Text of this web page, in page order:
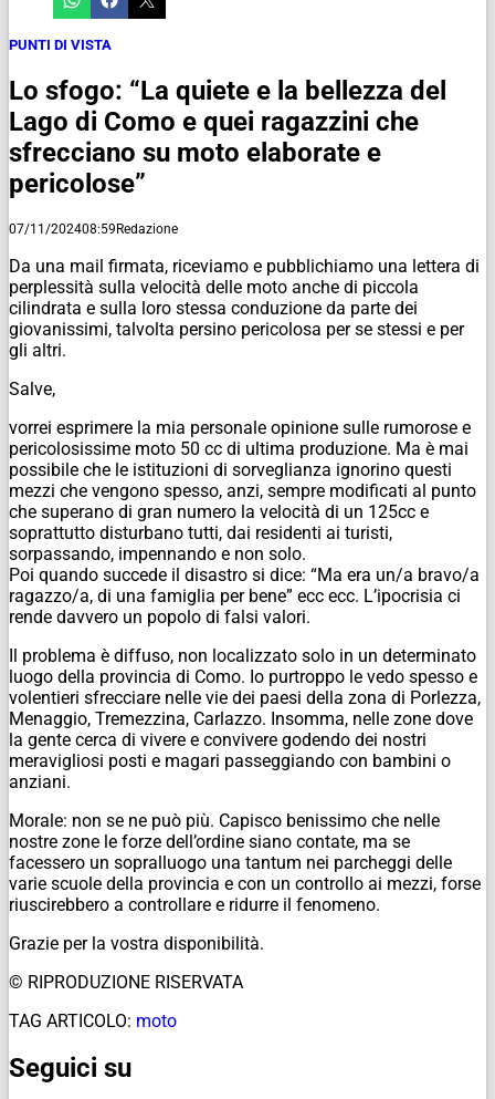
PUNTI DI VISTA
Lo sfogo: “La quiete e la bellezza del
Lago di Como e quei ragazzini che
sfrecciano su moto elaborate e
pericolose”
07/11/202408:59Redazione
Da una mail firmata, riceviamo e pubblichiamo una lettera di
perplessità sulla velocità delle moto anche di piccola
cilindrata e sulla loro stessa conduzione da parte dei
giovanissimi, talvolta persino pericolosa per se stessi e per
gli altri.
Salve,
vorrei esprimere la mia personale opinione sulle rumorose e
pericolosissime moto 50 cc di ultima produzione. Ma è mai
possibile che le istituzioni di sorveglianza ignorino questi
mezzi che vengono spesso, anzi, sempre modificati al punto
che superano di gran numero la velocità di un 125cc e
soprattutto disturbano tutti, dai residenti ai turisti,
sorpassando, impennando e non solo.
Poi quando succede il disastro si dice: “Ma era un/a bravo/a
ragazzo/a, di una famiglia per bene” ecc ecc. L’ipocrisia ci
rende davvero un popolo di falsi valori.
Il problema è diffuso, non localizzato solo in un determinato
luogo della provincia di Como. Io purtroppo le vedo spesso e
volentieri sfrecciare nelle vie dei paesi della zona di Porlezza,
Menaggio, Tremezzina, Carlazzo. Insomma, nelle zone dove
la gente cerca di vivere e convivere godendo dei nostri
meravigliosi posti e magari passeggiando con bambini o
anziani.
Morale: non se ne può più. Capisco benissimo che nelle
nostre zone le forze dell’ordine siano contate, ma se
facessero un sopralluogo una tantum nei parcheggi delle
varie scuole della provincia e con un controllo ai mezzi, forse
riuscirebbero a controllare e ridurre il fenomeno.
Grazie per la vostra disponibilità.
© RIPRODUZIONE RISERVATA
TAG ARTICOLO: moto
Seguici su